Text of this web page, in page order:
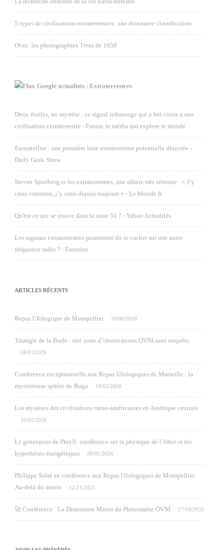
5 types de civilisations extraterrestres: une étonnante classification
Ovni: les photographies Trent de 1950
Google actualités : Extraterrestres
Deux étoiles, un mystère : ce signal infrarouge qui a fait croire à une
civilisation extraterrestre - Futura, le média qui explore le monde
Exosatellite : une première lune extraterrestre potentielle détectée -
Daily Geek Show
Steven Spielberg et les extraterrestres, une affaire très sérieuse : « J’y
crois vraiment, j’y crois depuis toujours » - Le Monde.fr
Qu'est-ce qui se trouve dans la zone 51 ? - Yahoo Actualités
Les signaux extraterrestres pourraient-ils se cacher sur une autre
fréquence radio ? - Enerzine
ARTICLES RÉCENTS
Repas Ufologique de Montpellier 16/06/2026
Triangle de la Burle : une zone d’observations OVNI sous enquête
28/03/2026
Conférence exceptionnelle aux Repas Ufologiques de Marseille : la
mystérieuse sphère de Buga
19/03/2026
Les mystères des civilisations méso-américaines en Amérique centrale
10/02/2026
Le générateur de Phryll: conférence sur la physique de l’éther et les
hypothèses énergétiques
28/01/2026
Philippe Solal en conférence aux Repas Ufologiques de Montpellier:
Au-delà du miroir
12/11/2025
🚀 Conférence : La Dimension Miroir du Phénomène OVNI 27/10/2025